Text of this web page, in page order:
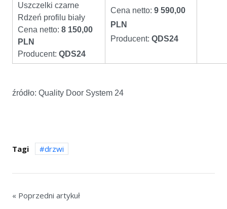
Uszczelki czarne
Rdzeń profilu biały
Cena netto: 8 150,00
PLN
Producent: QDS24
Cena netto: 9 590,00
PLN
Producent: QDS24
źródło: Quality Door System 24
Tagi drzwi
« Poprzedni artykuł